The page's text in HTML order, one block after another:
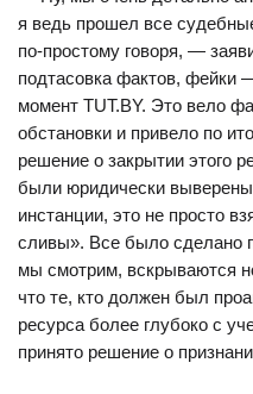
я ведь прошел все
по-простому говоря, —
подтасовка фактов, фейки
момент TUT.BY. Это вело
обстановки и привело по
решение о закрытии этого
были юридически
инстанции, это не просто
сливы». Все было сделано
мы смотрим, вскрываются
что те, кто должен был
ресурса более глубоко с
принято решение о